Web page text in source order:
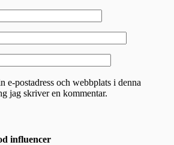
e-postadress och webbplats i denna
jag skriver en kommentar.
influencer